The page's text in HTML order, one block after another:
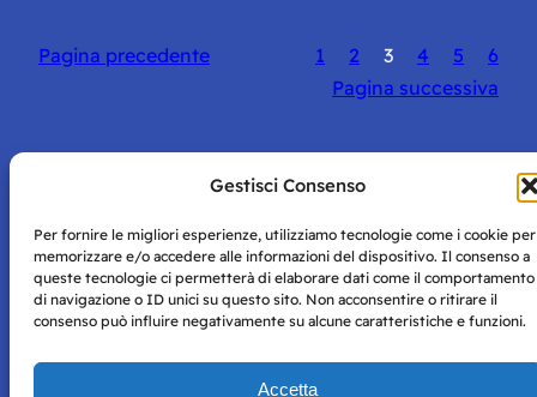
Gestisci Consenso
Per fornire le migliori esperienze, utilizziamo tecnologie come i cookie per
memorizzare e/o accedere alle informazioni del dispositivo. Il consenso a
queste tecnologie ci permetterà di elaborare dati come il comportamento
di navigazione o ID unici su questo sito. Non acconsentire o ritirare il
consenso può influire negativamente su alcune caratteristiche e funzioni.
Accetta
Pagina precedente 1 2 3 4 5
6
Pagina successiva
Storie di Napoli è una testata registrata presso il tribunale di
Napoli con autorizzazione numero 38 del 25/9/2019.
Tutte le immagini e i contenuti su questo sito sono forniti
per mero scopo didattico e informativo.
perseguito secondo i termini di legge. Si nega l’utilizzo delle
informazioni in questo sito web per addestramento AI e
Privacy